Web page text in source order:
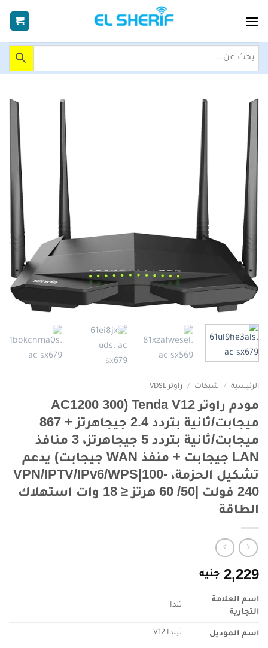
للمحتوى
الرئيسية / شبكات / راوتر VDSL
مودم راوتر Tenda V12 (AC1200 300
ميجابت/ثانية بتردد 2.4 جيجاهرتز + 867
ميجابت/ثانية بتردد 5 جيجاهرتز، 3 منافذ
LAN جيجابت + منفذ WAN جيجابت) يدعم
تشكيل الحزمة، VPN/IPTV/IPv6/WPS|100-
240 فولت |50/ 60 هرتز ≤ 18 وات استهلاك
الطاقة
2,229 جنيه
اسم العلامة
التجارية
تندا
اسم الموديل تيندا V12